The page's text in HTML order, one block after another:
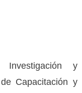
y
Capacitación y